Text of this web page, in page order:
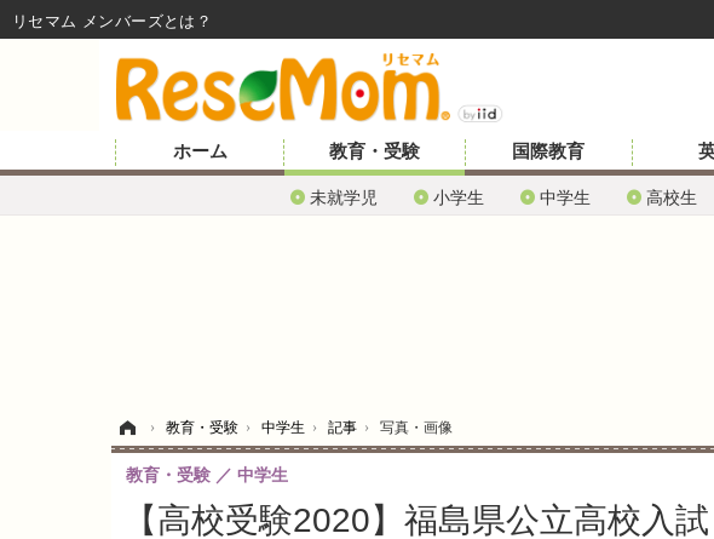
ホーム 教育・受験
未就学児 小学生 中学生 高校生
国際教育
› 教育・受験 › 中学生 › 記事 › 写真・画像
【高校受験2020】福島県公立高校入
教育・受験 中学生
リセマム メンバーズ